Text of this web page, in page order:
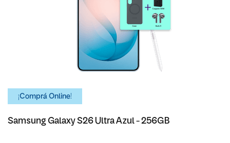
¡Comprá Online!
Samsung Galaxy S26 Ultra Azul - 256GB